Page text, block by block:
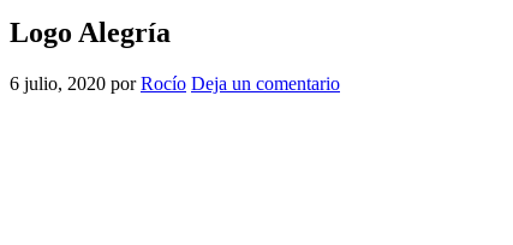
Logo Alegría
6 julio, 2020 porRocío Deja un comentario